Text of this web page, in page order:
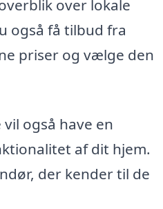
over lokale
også få tilbud fra
priser og vælge den
også have en
af dit hjem.
der kender til de